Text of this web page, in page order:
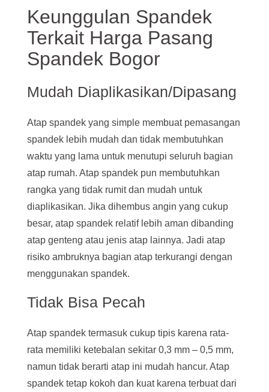
Keunggulan Spandek
Terkait Harga Pasang
Spandek Bogor
Mudah Diaplikasikan/Dipasang
Atap spandek yang simple membuat pemasangan
spandek lebih mudah dan tidak membutuhkan
waktu yang lama untuk menutupi seluruh bagian
atap rumah. Atap spandek pun membutuhkan
rangka yang tidak rumit dan mudah untuk
diaplikasikan. Jika dihembus angin yang cukup
besar, atap spandek relatif lebih aman dibanding
atap genteng atau jenis atap lainnya. Jadi atap
risiko ambruknya bagian atap terkurangi dengan
menggunakan spandek.
Tidak Bisa Pecah
Atap spandek termasuk cukup tipis karena rata-
rata memiliki ketebalan sekitar 0,3 mm – 0,5 mm,
namun tidak berarti atap ini mudah hancur. Atap
spandek tetap kokoh dan kuat karena terbuat dari